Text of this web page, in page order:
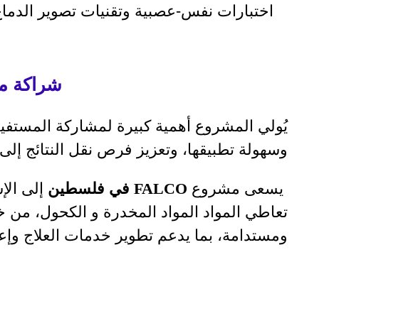
اختبارات نفس-عصبية وتقنيات تصوير
شراكة
يُولي المشروع أهمية كبيرة لمشاركة
وسهولة تطبيقها، وتعزيز فرص نقل النتائج
FALCO في فلسطين إلى
تعاطي المواد المواد المخدرة و الكحول، من
ومستدامة، بما يدعم تطوير خدمات العلاج